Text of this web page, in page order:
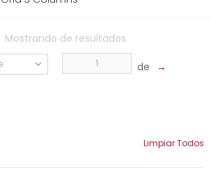
Mostrando de resultados
de →
Limpiar Todos